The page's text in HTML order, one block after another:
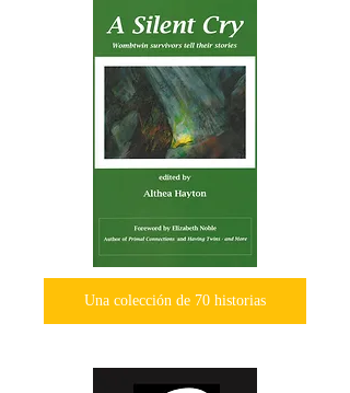
Una colección de 70 historias